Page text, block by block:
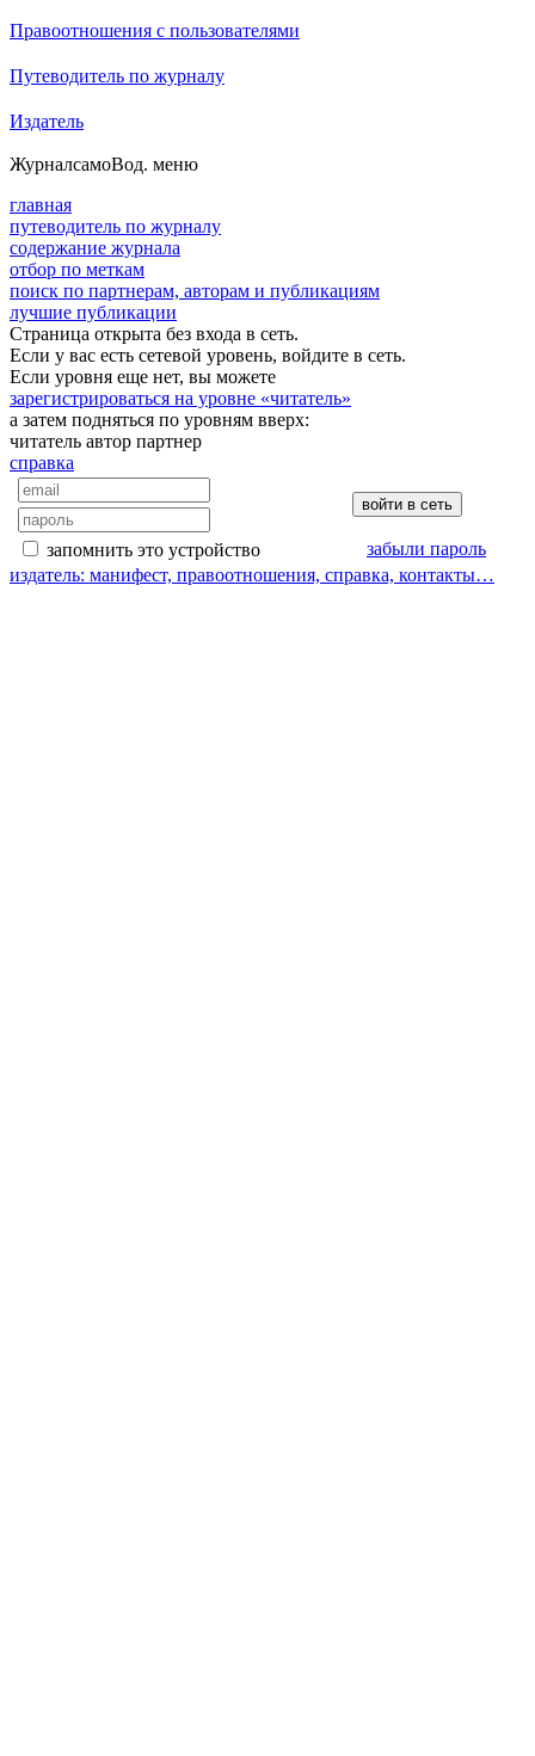
Правоотношения с пользователями
Путеводитель по журналу
Издатель
ЖурналсамоВод. меню
главная
путеводитель по журналу
содержание журнала
отбор по меткам
поиск по партнерам, авторам и публикациям
лучшие публикации
Страница открыта без входа в сеть.
Если у вас есть сетевой уровень, войдите в сеть.
Если уровня еще нет, вы можете
зарегистрироваться на уровне «читатель»
а затем подняться по уровням вверх:
читатель автор партнер
справка
запомнить это устройство
забыли пароль
издатель: манифест, правоотношения, справка, контакты…